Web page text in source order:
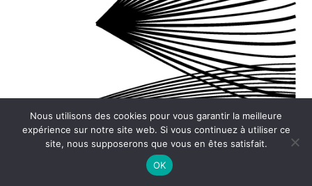
Nous utilisons des cookies pour vous garantir la meilleure
expérience sur notre site web. Si vous continuez à utiliser ce
site, nous supposerons que vous en êtes satisfait.
OK